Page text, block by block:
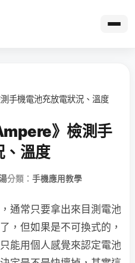
手機電池充放電狀況、溫度
》檢測手
、溫度
分類： 手機應用教學
通常只要拿出來目測電池
，但如果是不可換式的，
能用個人感覺來認定電池